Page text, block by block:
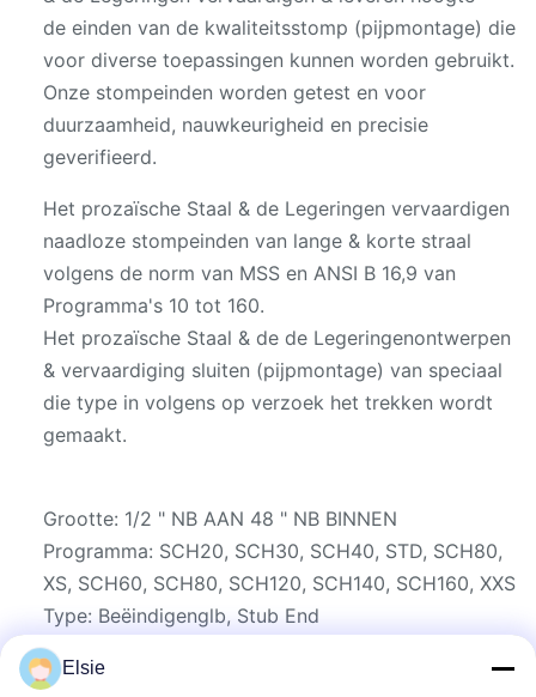
de einden van de kwaliteitsstomp (pijpmontage) die
voor diverse toepassingen kunnen worden gebruikt.
Onze stompeinden worden getest en voor
duurzaamheid, nauwkeurigheid en precisie
geverifieerd.
Het prozaïsche Staal & de Legeringen vervaardigen
naadloze stompeinden van lange & korte straal
volgens de norm van MSS en ANSI B 16,9 van
Programma's 10 tot 160.
Het prozaïsche Staal & de de Legeringenontwerpen
& vervaardiging sluiten (pijpmontage) van speciaal
die type in volgens op verzoek het trekken wordt
gemaakt.
Grootte: 1/2 " NB AAN 48 " NB BINNEN
Programma: SCH20, SCH30, SCH40, STD, SCH80,
XS, SCH60, SCH80, SCH120, SCH140, SCH160, XXS
Type: Beëindigenglb, Stub End
Materieel Type:
Elsie